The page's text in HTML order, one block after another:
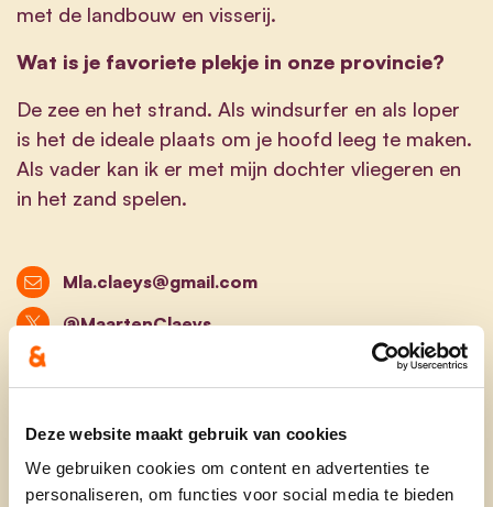
Deze website maakt gebruik van cookies
We gebruiken cookies om content en advertenties te
personaliseren, om functies voor social media te bieden
met de landbouw en visserij.
Wat is je favoriete plekje in onze provincie?
De zee en het strand. Als windsurfer en als loper
is het de ideale plaats om je hoofd leeg te maken.
Als vader kan ik er met mijn dochter vliegeren en
in het zand spelen.
Mla.claeys@gmail.com
@MaartenClaeys